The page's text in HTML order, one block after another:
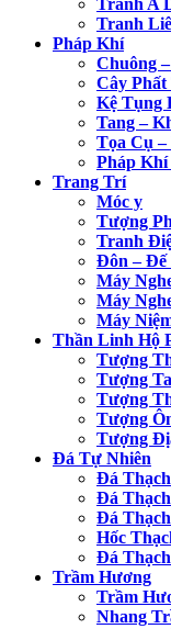
Tranh A
Tranh
Pháp Khí
Chuông
Cây Phất
Kệ Tụng
Tang –
Tọa Cụ
Pháp
Trang Trí
Móc y
Tượng
Tranh
Đôn – Đế
Máy
Máy
Máy
Thần Linh Hộ
Tượng
Tượng
Tượng
Tượng
Tượng
Đá Tự Nhiên
Đá
Đá
Đá
Hốc
Đá
Trầm Hương
Trầm
Nhang